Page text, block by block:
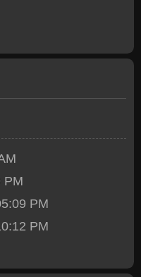
PM
PM
PM